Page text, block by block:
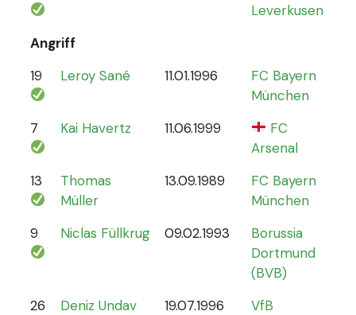
Leverkusen
Angriff
19
Leroy Sané 11.01.1996
FC Bayern
München
7 Kai Havertz 11.06.1999
FC
Arsenal
13
Thomas
Müller
13.09.1989
FC Bayern
München
9 Niclas Füllkrug 09.02.1993
Borussia
Dortmund
(BVB)
26 Deniz Undav 19.07.1996
VfB